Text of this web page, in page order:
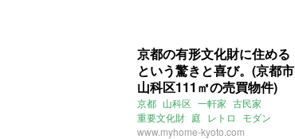
京都の有形文化財に住める
という驚きと喜び。(京都市
山科区111㎡の売買物件)
京都 山科区 一軒家 古民家
重要文化財 庭 レトロ
モダン
縁側 井戸
www.myhome-kyoto.com